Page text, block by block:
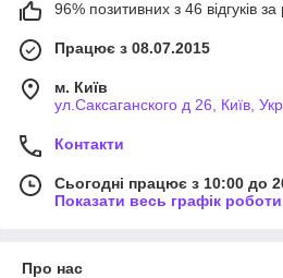
96% позитивних з 46 відгуків за
Працює з 08.07.2015
м. Київ
ул.Саксаганского д 26, Київ,
Контакти
Сьогодні працює з 10:00 до
Показати весь графік роботи
Про нас